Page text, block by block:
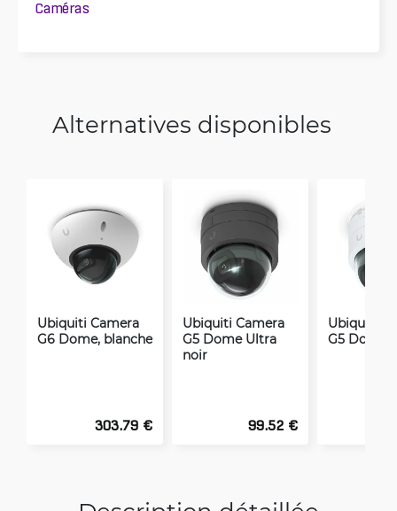
Caméras
Alternatives disponibles
Ubiquiti Camera
G6 Dome, blanche
303.79 €
Ubiquiti Camera
G5 Dome Ultra
noir
99.52 €
Ubiquiti
G5 Dome